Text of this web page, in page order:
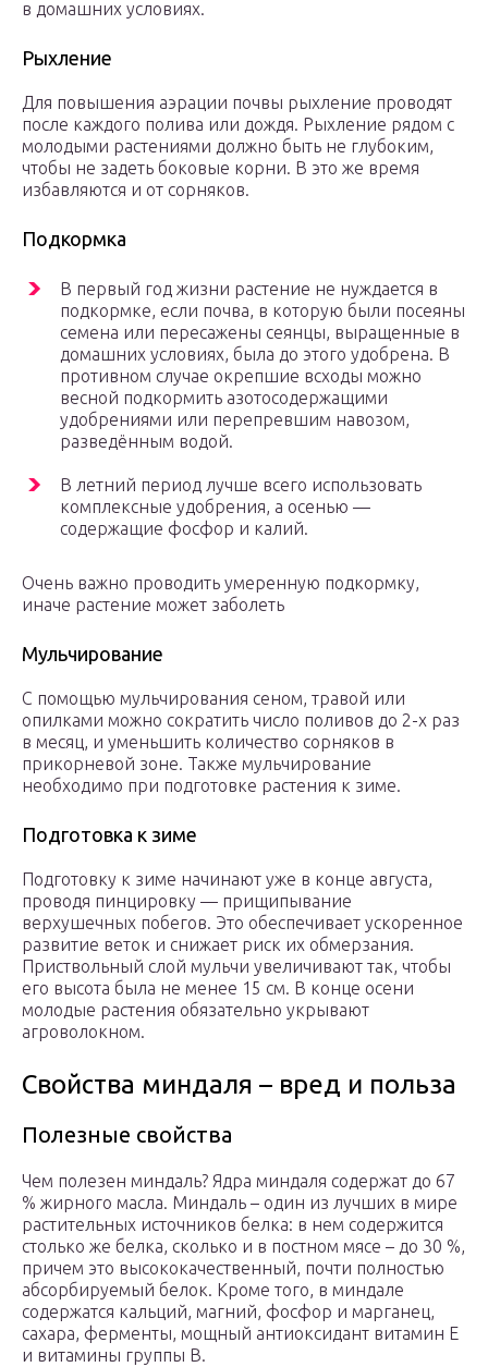
в домашних условиях.
Рыхление
Для повышения аэрации почвы рыхление проводят
после каждого полива или дождя. Рыхление рядом с
молодыми растениями должно быть не глубоким,
чтобы не задеть боковые корни. В это же время
избавляются и от сорняков.
Подкормка
В первый год жизни растение не нуждается в
подкормке, если почва, в которую были посеяны
семена или пересажены сеянцы, выращенные в
домашних условиях, была до этого удобрена. В
противном случае окрепшие всходы можно
весной подкормить азотосодержащими
удобрениями или перепревшим навозом,
разведённым водой.
В летний период лучше всего использовать
комплексные удобрения, а осенью —
содержащие фосфор и калий.
Очень важно проводить умеренную подкормку,
иначе растение может заболеть
Мульчирование
С помощью мульчирования сеном, травой или
опилками можно сократить число поливов до 2-х раз
в месяц, и уменьшить количество сорняков в
прикорневой зоне. Также мульчирование
необходимо при подготовке растения к зиме.
Подготовка к зиме
Подготовку к зиме начинают уже в конце августа,
проводя пинцировку — прищипывание
верхушечных побегов. Это обеспечивает ускоренное
развитие веток и снижает риск их обмерзания.
Приствольный слой мульчи увеличивают так, чтобы
его высота была не менее 15 см. В конце осени
молодые растения обязательно укрывают
агроволокном.
Свойства миндаля – вред и польза
Полезные свойства
Чем полезен миндаль? Ядра миндаля содержат до 67
% жирного масла. Миндаль – один из лучших в мире
растительных источников белка: в нем содержится
столько же белка, сколько и в постном мясе – до 30 %,
причем это высококачественный, почти полностью
абсорбируемый белок. Кроме того, в миндале
содержатся кальций, магний, фосфор и марганец,
сахара, ферменты, мощный антиоксидант витамин E
и витамины группы B.